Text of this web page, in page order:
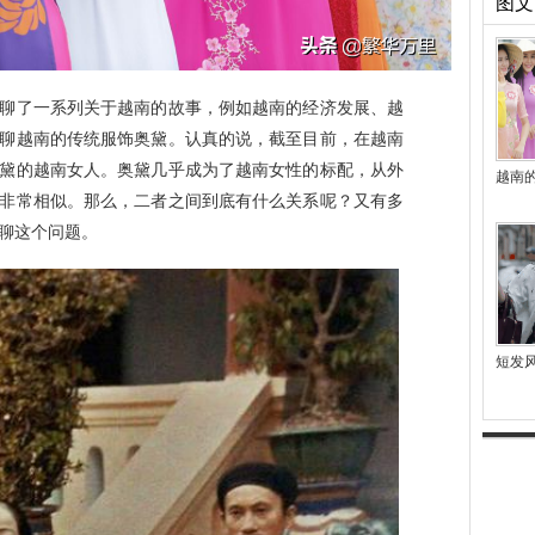
了一系列关于越南的故事，例如越南的经济发展、越
越南的传统服饰奥黛。认真的说，截至目前，在越南
的越南女人。奥黛几乎成为了越南女性的标配，从外
常相似。那么，二者之间到底有什么关系呢？又有多
这个问题。
越南
短发